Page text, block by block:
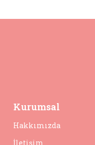
Kurumsal
Hakkımızda
İletişim